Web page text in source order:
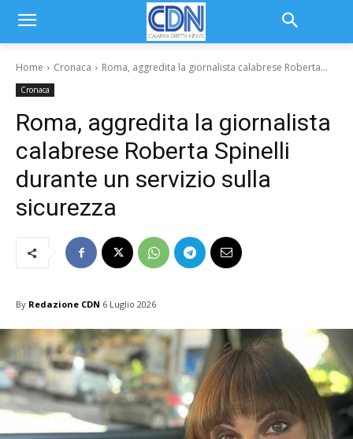
Home Cronaca Roma, aggredita la giornalista calabrese Roberta...
Cronaca
Roma, aggredita la giornalista
calabrese Roberta Spinelli
durante un servizio sulla
sicurezza
By Redazione CDN 6 Luglio 2026